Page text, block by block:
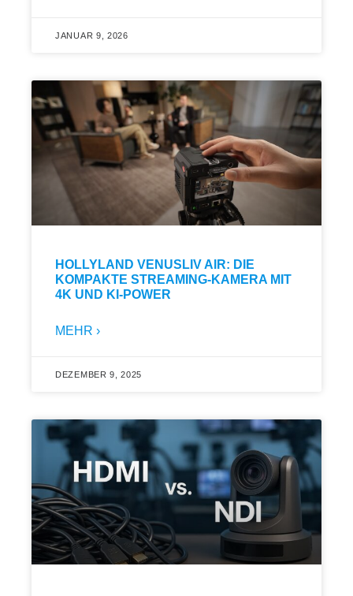
JANUAR 9, 2026
HOLLYLAND VENUSLIV AIR: DIE
KOMPAKTE STREAMING-KAMERA MIT
4K UND KI-POWER
MEHR ›
DEZEMBER 9, 2025